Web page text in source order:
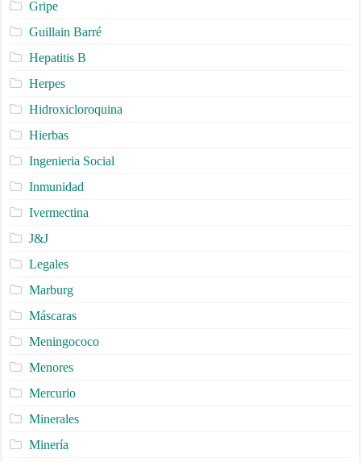
Gripe
Guillain Barré
Hepatitis B
Herpes
Hidroxicloroquina
Hierbas
Ingenieria Social
Inmunidad
Ivermectina
J&J
Legales
Marburg
Máscaras
Meningococo
Menores
Mercurio
Minerales
Minería